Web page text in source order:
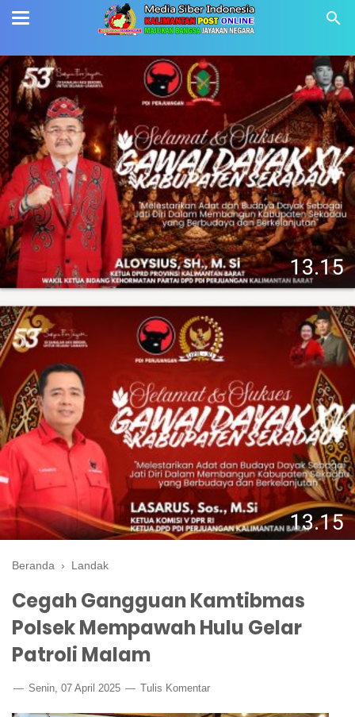
Beranda › Landak
Cegah Gangguan Kamtibmas
Polsek Mempawah Hulu Gelar
Patroli Malam
Senin, 07 April 2025 Tulis Komentar